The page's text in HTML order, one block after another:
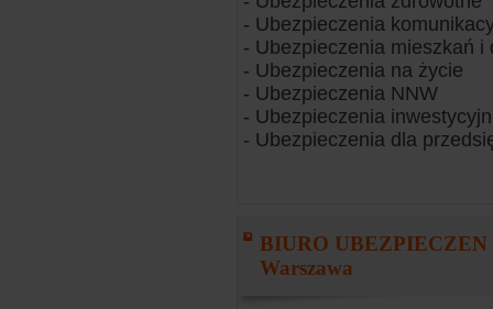
- Ubezpieczenia
- Ubezpieczenia mieszkań i
- Ubezpieczenia na życie
- Ubezpieczenia NNW
- Ubezpieczenia
- Ubezpieczenia dla
BIURO
Warszawa